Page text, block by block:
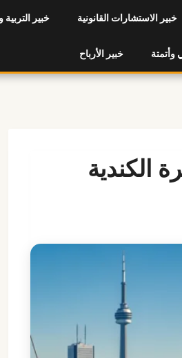
خبير الاستشارات القانونية خبير التربية
وأتمتة خبير الأرباح
الكندية